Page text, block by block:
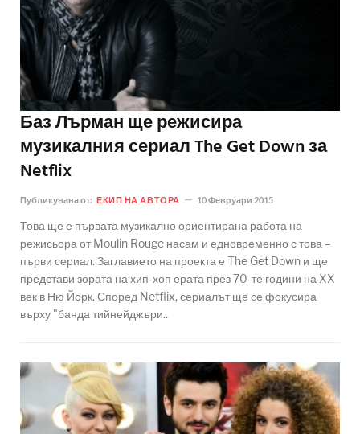
Баз Лърман ще режисира
музикалния сериал The Get Down за
Netflix
Публикувана от: ЕКИП НА АВТОРА 10 Февруари 2015
Това ще е първата музикално ориентирана работа на
режисьора от Moulin Rouge насам и едновременно с това –
първи сериал. Заглавието на проекта е The Get Down и ще
представи зората на хип-хоп ерата през 70-те години на XX
век в Ню Йорк. Според Netflix, сериалът ще се фокусира
върху "банда тийнейджъри..